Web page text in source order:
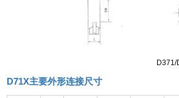
D371/
D71X主要外形连接尺寸